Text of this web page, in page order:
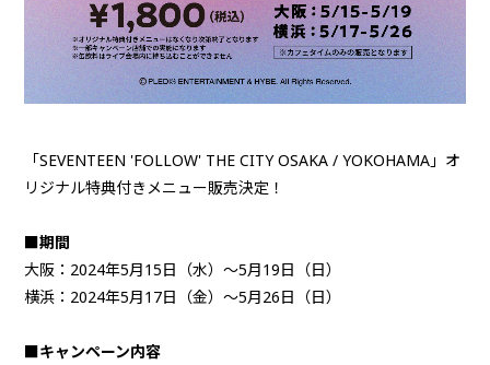
「SEVENTEEN 'FOLLOW' THE CITY OSAKA / YOKOHAMA」オ
リジナル特典付きメニュー販売決定！
■期間
大阪：2024年5月15日（水）～5月19日（日）
横浜：2024年5月17日（金）～5月26日（日）
■キャンペーン内容